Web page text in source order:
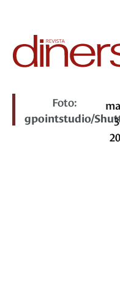
Foto:
gpointstudio/